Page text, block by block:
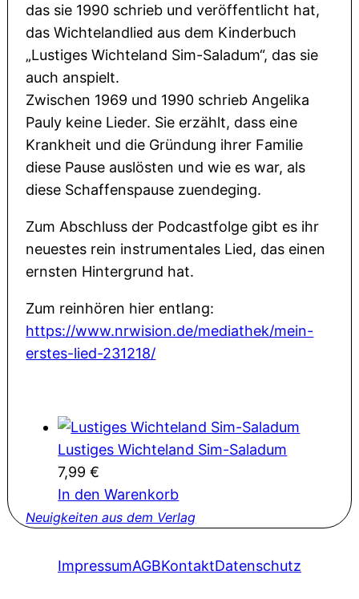
das sie 1990 schrieb und veröffentlicht hat,
das Wichtelandlied aus dem Kinderbuch
„Lustiges Wichteland Sim-Saladum“, das sie
auch anspielt.
Zwischen 1969 und 1990 schrieb Angelika
Pauly keine Lieder. Sie erzählt, dass eine
Krankheit und die Gründung ihrer Familie
diese Pause auslösten und wie es war, als
diese Schaffenspause zuendeging.
Zum Abschluss der Podcastfolge gibt es ihr
neuestes rein instrumentales Lied, das einen
ernsten Hintergrund hat.
Zum reinhören hier entlang:
https://www.nrwision.de/mediathek/mein-
erstes-lied-231218/
Lustiges Wichteland Sim-Saladum
7,99€
In den Warenkorb
Neuigkeiten aus dem Verlag
ImpressumAGBKontaktDatenschutz